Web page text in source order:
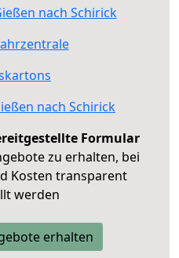
nach Schirick
nach Schirick
Formular
zu erhalten, bei
Kosten transparent
werden
erhalten